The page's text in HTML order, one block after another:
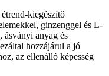
kiegészítő
ginzenggel és L-
ásványi anyag és
hozzájárul a jó
az ellenálló képesség